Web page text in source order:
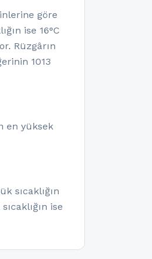
göre
ise 16°C
Rüzgârın
1013
en yüksek
sıcaklığın
ise